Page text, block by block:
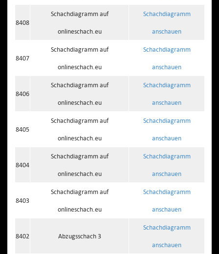
8408
Schachdiagramm auf
onlineschach.eu
Schachdiagramm
anschauen
8407
Schachdiagramm auf
onlineschach.eu
Schachdiagramm
anschauen
8406
Schachdiagramm auf
onlineschach.eu
Schachdiagramm
anschauen
8405
Schachdiagramm auf
onlineschach.eu
Schachdiagramm
anschauen
8404
Schachdiagramm auf
onlineschach.eu
Schachdiagramm
anschauen
8403
Schachdiagramm auf
onlineschach.eu
Schachdiagramm
anschauen
8402 Abzugsschach 3
Schachdiagramm
anschauen